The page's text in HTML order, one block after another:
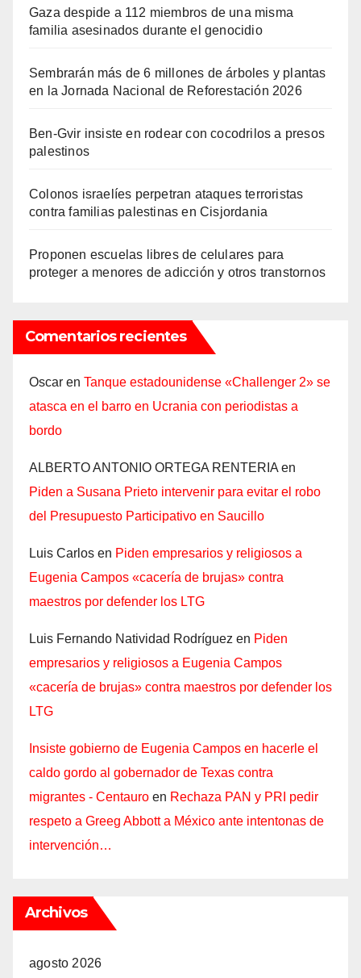
Gaza despide a 112 miembros de una misma
familia asesinados durante el genocidio
Sembrarán más de 6 millones de árboles y plantas
en la Jornada Nacional de Reforestación 2026
Ben-Gvir insiste en rodear con cocodrilos a presos
palestinos
Colonos israelíes perpetran ataques terroristas
contra familias palestinas en Cisjordania
Proponen escuelas libres de celulares para
proteger a menores de adicción y otros transtornos
Comentarios recientes
Oscar en Tanque estadounidense «Challenger 2» se
atasca en el barro en Ucrania con periodistas a
bordo
ALBERTO ANTONIO ORTEGA RENTERIA en
Piden a Susana Prieto intervenir para evitar el robo
del Presupuesto Participativo en Saucillo
Luis Carlos en Piden empresarios y religiosos a
Eugenia Campos «cacería de brujas» contra
maestros por defender los LTG
Luis Fernando Natividad Rodríguez en Piden
empresarios y religiosos a Eugenia Campos
«cacería de brujas» contra maestros por defender los
LTG
Insiste gobierno de Eugenia Campos en hacerle el
caldo gordo al gobernador de Texas contra
migrantes - Centauro en Rechaza PAN y PRI pedir
respeto a Greeg Abbott a México ante intentonas de
intervención…
Archivos
agosto 2026